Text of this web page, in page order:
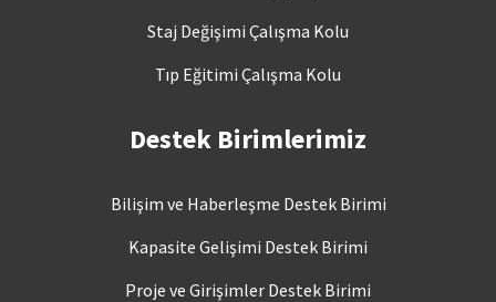
Staj Değişimi Çalışma Kolu
Tıp Eğitimi Çalışma Kolu
Destek Birimlerimiz
Bilişim ve Haberleşme Destek Birimi
Kapasite Gelişimi Destek Birimi
Proje ve Girişimler Destek Birimi